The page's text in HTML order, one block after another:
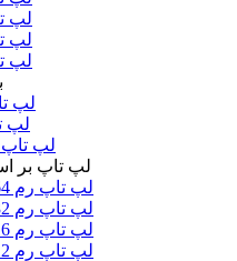
لپ تاپ
لپ تاپ
لپ تاپ
لپ
لپ
لپ تاپ
لپ تاپ بر
لپ تاپ رم 64 گیگابایت
لپ تاپ رم 32 گیگابایت
لپ تاپ رم 16 گیگابایت
لپ تاپ رم 12 گیگابایت